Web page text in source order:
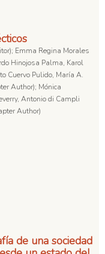
Emma Regina Morales
Hinojosa Palma, Karol
Cuervo Pulido, María A.
Author); Mónica
Antonio di Campli
Author)
de una sociedad